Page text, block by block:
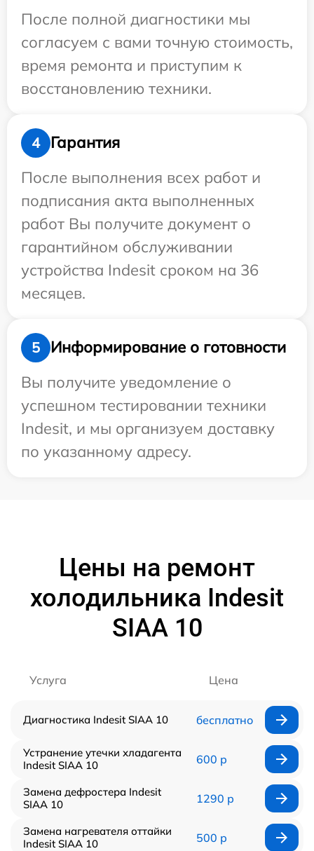
После полной диагностики мы
согласуем с вами точную стоимость,
время ремонта и приступим к
восстановлению техники.
4
Гарантия
После выполнения всех работ и
подписания акта выполненных
работ Вы получите документ о
гарантийном обслуживании
устройства Indesit сроком на 36
месяцев.
5
Информирование о готовности
Вы получите уведомление о
успешном тестировании техники
Indesit, и мы организуем доставку
по указанному адресу.
Цены на ремонт
холодильника Indesit
SIAA 10
Услуга Цена
Диагностика Indesit SIAA 10 бесплатно
Устранение утечки хладагента
Indesit SIAA 10
600 р
Замена дефростера Indesit
SIAA 10
1290 р
Замена нагревателя оттайки
Indesit SIAA 10
500 р